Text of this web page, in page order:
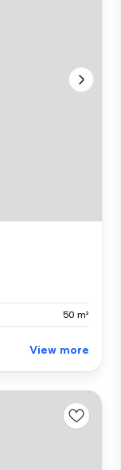
50 m²
View more